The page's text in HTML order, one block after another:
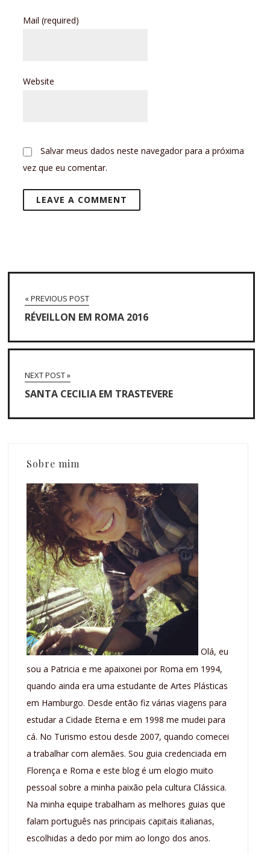
Mail(required)
Website
Salvar meus dados neste navegador para a próxima
vez que eu comentar.
« PREVIOUS POST
RÉVEILLON EM ROMA 2016
NEXT POST »
SANTA CECILIA EM TRASTEVERE
Sobre mim
Olá, eu
sou a Patricia e me apaixonei por Roma em 1994,
quando ainda era uma estudante de Artes Plásticas
em Hamburgo. Desde então fiz várias viagens para
estudar a Cidade Eterna e em 1998 me mudei para
cá. No Turismo estou desde 2007, quando comecei
a trabalhar com alemães. Sou guia credenciada em
Florença e Roma e este blog é um elogio muito
pessoal sobre a minha paixão pela cultura Clássica.
Na minha equipe trabalham as melhores guias que
falam português nas principais capitais italianas,
escolhidas a dedo por mim ao longo dos anos.